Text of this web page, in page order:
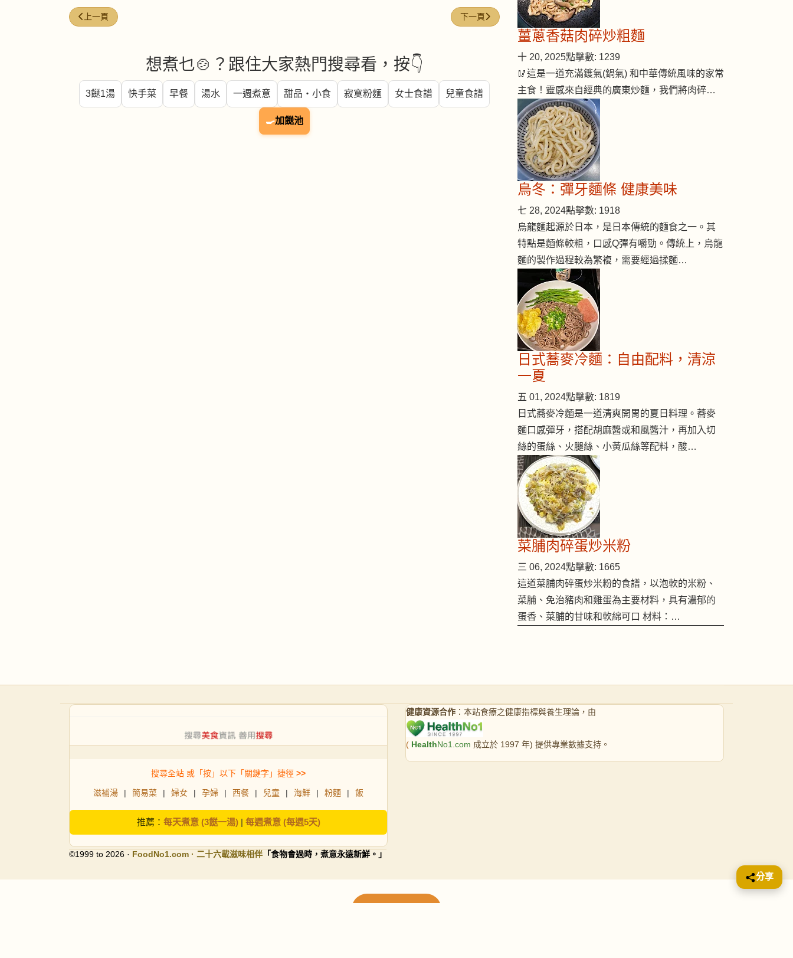
上一篇文章: 韓式炆美國牛肋條
上一頁 下一篇文章: 淮山杞子煲牛腱
下一頁
想煮乜🍲？跟住大家熱門搜尋看，按👇
3餸1湯 快手菜 早餐 湯水 一週煮意 甜品・小食 寂寞粉麵 女士食譜 兒童食譜
🍳加餸池
薑蔥香菇肉碎炒粗麵
十 20, 2025點擊數: 1239
🥢這是一道充滿鑊氣(鍋氣) 和中華傳統風味的家常
主食！靈感來自經典的廣東炒麵，我們將肉碎…
烏冬：彈牙麵條 健康美味
七 28, 2024點擊數: 1918
烏龍麵起源於日本，是日本傳統的麵食之一。其
特點是麵條較粗，口感Q彈有嚼勁。傳統上，烏龍
麵的製作過程較為繁複，需要經過揉麵…
日式蕎麥冷麵：自由配料，清涼
一夏
五 01, 2024點擊數: 1819
日式蕎麥冷麵是一道清爽開胃的夏日料理。蕎麥
麵口感彈牙，搭配胡麻醬或和風醬汁，再加入切
絲的蛋絲、火腿絲、小黃瓜絲等配料，酸…
菜脯肉碎蛋炒米粉
三 06, 2024點擊數: 1665
這道菜脯肉碎蛋炒米粉的食譜，以泡軟的米粉、
菜脯、免治豬肉和雞蛋為主要材料，具有濃郁的
蛋香、菜脯的甘味和軟綿可口 材料：…
搜尋全站 或「按」以下「關鍵字」捷徑 >>
滋補湯 | 簡易菜 | 婦女 | 孕婦 | 西餐 | 兒童 | 海鮮 | 粉麵 | 飯
推薦： 每天煮意 (3餸一湯)| 每週煮意 (每週5天)
©1999 to 2026 · FoodNo1.com · 二十六載滋味相伴 「食物會過時，煮意永遠新鮮。」
健康資源合作 ：本站食療之健康指標與養生理論，由
( HealthNo1.com 成立於 1997 年) 提供專業數據支持。
分享